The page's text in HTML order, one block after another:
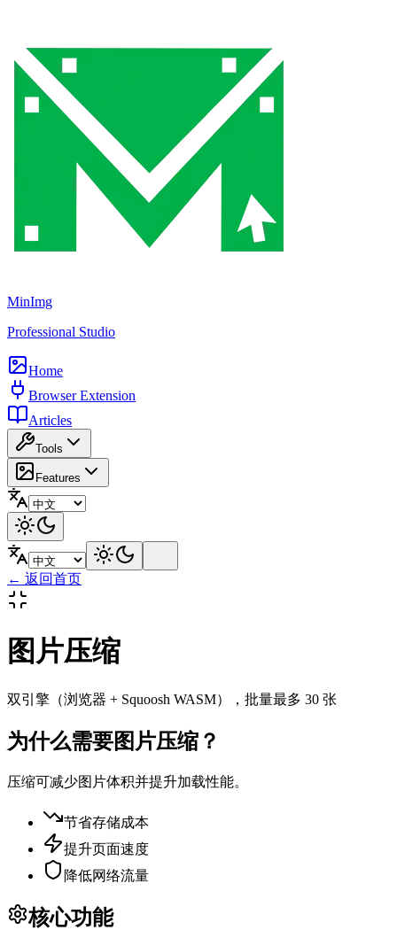
MinImg
Professional Studio
Home
Browser Extension
Articles
Tools
Features
← 返回首页
图片压缩
双引擎（浏览器 + Squoosh WASM），批量最多 30 张
为什么需要图片压缩？
压缩可减少图片体积并提升加载性能。
节省存储成本
提升页面速度
降低网络流量
核心功能